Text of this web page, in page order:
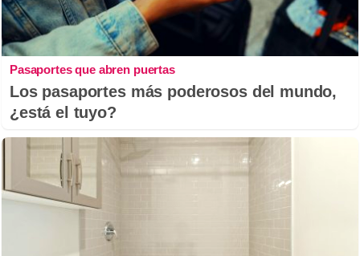
Pasaportes que abren puertas
Los pasaportes más poderosos del mundo,
¿está el tuyo?